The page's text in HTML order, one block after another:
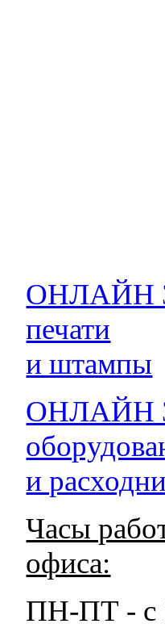
ОНЛАЙН
печати
и штампы
ОНЛАЙН
и
Часы
офиса:
ПН-ПТ - с